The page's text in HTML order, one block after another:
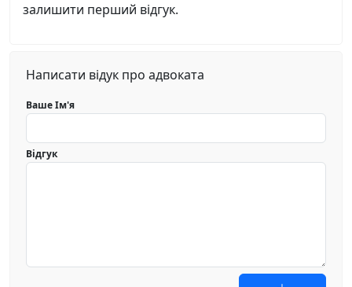
залишити перший відгук.
Написати відук про адвоката
Ваше Ім'я
Відгук